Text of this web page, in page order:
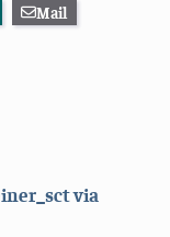
Mail
via